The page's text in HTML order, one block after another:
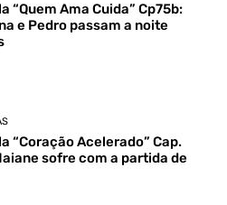
“Quem Ama Cuida” Cp75b:
e Pedro passam a noite
“Coração Acelerado” Cap.
sofre com a partida de